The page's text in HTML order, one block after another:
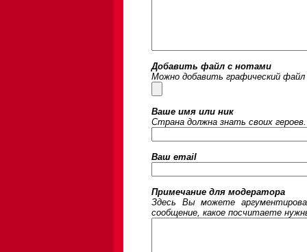
Добавить файл с нотами
Можно добавить графический
Ваше имя или ник
Страна должна знать своих
Ваш email
Примечание для модератора
Здесь Вы можете
сообщение, какое посчитаете